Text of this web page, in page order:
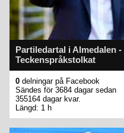
Partiledartal i Almedalen
Teckenspråkstolkat
0 delningar på Facebook
Sändes för 3684 dagar sedan
355164 dagar kvar.
Längd: 1 h